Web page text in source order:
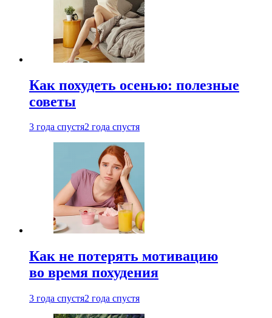
Как похудеть осенью: полезные
советы
3 года спустя2 года спустя
Как не потерять мотивацию
во время похудения
3 года спустя2 года спустя